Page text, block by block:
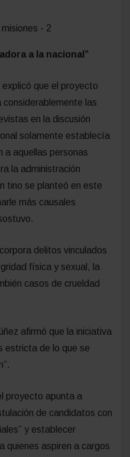
a la nacional”
explicó que el proyecto
las
en la discusión
solamente establecía
a aquellas personas
la administración
tino se planteó en este
más causales
delitos vinculados
física y sexual, la
casos de crueldad
afirmó que la iniciativa
estricta de lo que se
proyecto apunta a
de candidatos con
y establecer
quienes aspiren a cargos